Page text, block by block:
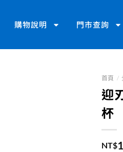
購物說明 門市查詢
首頁 /
迎
杯
NT$1